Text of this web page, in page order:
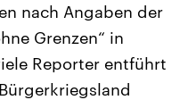
USA
Aktuelle Beiträge,
Hintergründe
Wirtschaftlich und
gehören die Vereinigten
nach Angaben der
Grenzen“ in
Reporter entführt